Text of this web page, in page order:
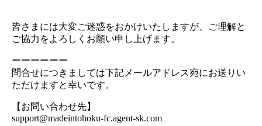
皆さまには大変ご迷惑をおかけいたしますが、ご理解と
ご協力をよろしくお願い申し上げます。
ーーーーーー
問合せにつきましては下記メールアドレス宛にお送りい
ただけますと幸いです。
【お問い合わせ先】
support@madeintohoku-fc.agent-sk.com